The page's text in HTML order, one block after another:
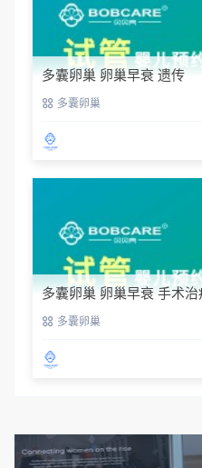
多囊卵巢 卵巢早衰 遗传
多囊卵巢
多囊卵巢 卵巢早衰 手术治
多囊卵巢